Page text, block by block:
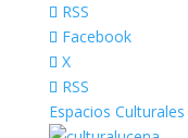
RSS
Facebook
X
RSS
Espacios Culturales